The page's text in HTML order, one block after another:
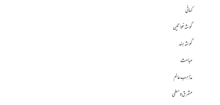
کہانی
گوشہ خواتین
گوشہ ہند
مباحث
مذاہب عالم
مشرق وسطی